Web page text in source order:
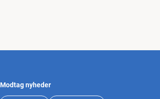
Modtag nyheder